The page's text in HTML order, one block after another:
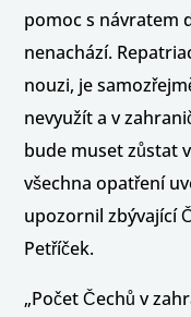
pomoc s návratem
nenachází.
nouzi, je
nevyužít a v
bude muset zůstat
všechna opatření
upozornil zbývající
Petříček.
„Počet Čechů v